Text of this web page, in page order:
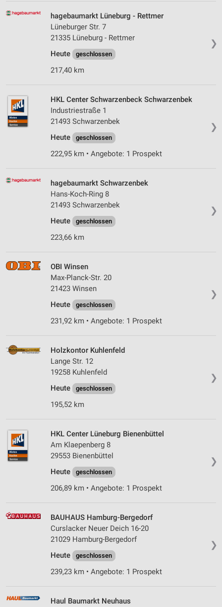
❯
hagebaumarkt Lüneburg - Rettmer
Lüneburger Str. 7
21335 Lüneburg - Rettmer
Heute
geschlossen
217,40 km
❯
HKL Center Schwarzenbeck Schwarzenbek
Industriestraße 1
21493 Schwarzenbek
Heute
geschlossen
222,95 km • Angebote: 1 Prospekt
❯
hagebaumarkt Schwarzenbek
Hans-Koch-Ring 8
21493 Schwarzenbek
Heute
geschlossen
223,66 km
❯
OBI Winsen
Max-Planck-Str. 20
21423 Winsen
Heute
geschlossen
231,92 km • Angebote: 1 Prospekt
❯
Holzkontor Kuhlenfeld
Lange Str. 12
19258 Kuhlenfeld
Heute
geschlossen
195,52 km
❯
HKL Center Lüneburg Bienenbüttel
Am Klaepenberg 8
29553 Bienenbüttel
Heute
geschlossen
206,89 km • Angebote: 1 Prospekt
❯
BAUHAUS Hamburg-Bergedorf
Curslacker Neuer Deich 16-20
21029 Hamburg-Bergedorf
Heute
geschlossen
239,23 km • Angebote: 1 Prospekt
Haul Baumarkt Neuhaus